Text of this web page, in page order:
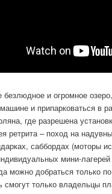
безлюдное и огромное
и припарковаться в
где разрешена
ретрита – поход на
саббордах (моторы
мини-
можно добраться только
смогут только владельцы